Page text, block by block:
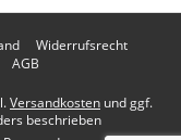
Widerrufsrecht
AGB
Versandkosten und ggf.
beschrieben